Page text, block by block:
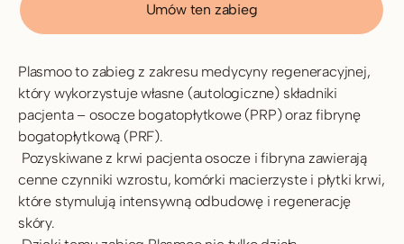
Umów ten zabieg
Plasmoo to zabieg z zakresu medycyny regeneracyjnej,
który wykorzystuje własne (autologiczne) składniki
pacjenta – osocze bogatopłytkowe (PRP) oraz fibrynę
bogatopłytkową (PRF).
cenne czynniki wzrostu, komórki macierzyste i płytki krwi,
które stymulują intensywną odbudowę i regenerację
skóry.